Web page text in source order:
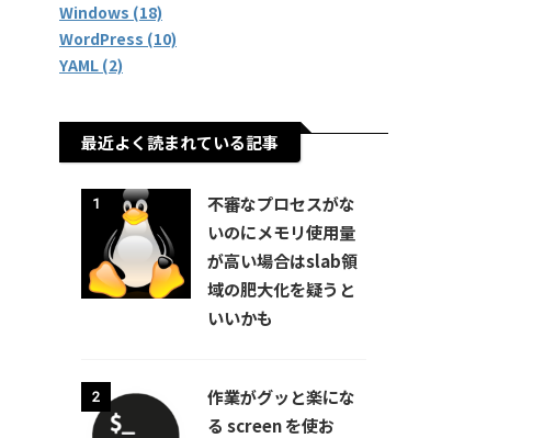
Windows (18)
WordPress (10)
YAML (2)
最近よく読まれている記事
1
不審なプロセスがな
いのにメモリ使用量
が高い場合はslab領
域の肥大化を疑うと
いいかも
2
作業がグッと楽にな
る screen を使お